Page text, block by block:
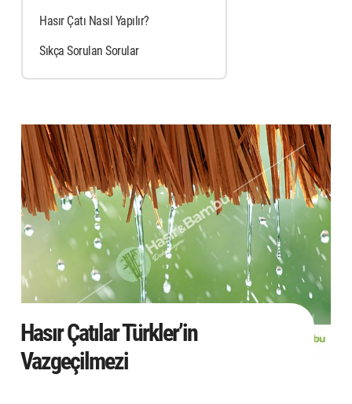
Hasır Çatı Nasıl Yapılır?
Sıkça Sorulan Sorular
Hasır ÇatılarTürkler’in
Vazgeçilmezi